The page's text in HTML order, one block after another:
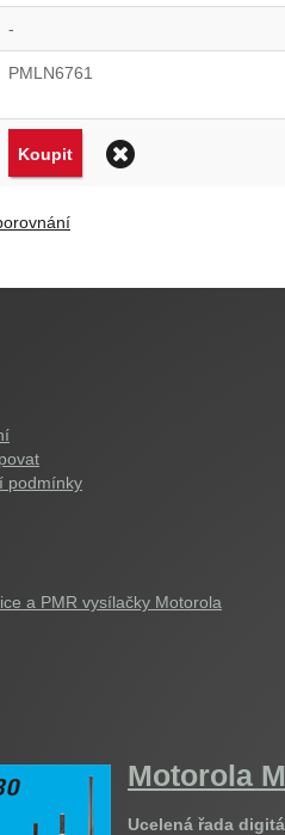
-
PMLN6761
Koupit
podmínky
a PMR vysílačky Motorola
Motorola
Ucelená řada